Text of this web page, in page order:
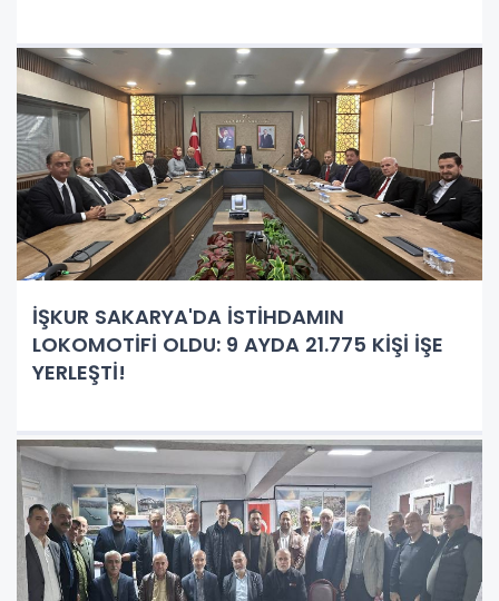
İŞKUR SAKARYA'DA İSTİHDAMIN
LOKOMOTİFİ OLDU: 9 AYDA 21.775 KİŞİ İŞE
YERLEŞTİ!